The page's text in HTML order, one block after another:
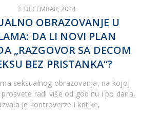
3. DECEMBAR, 2024
OBRAZOVANJE U
DA LI NOVI PLAN
„RAZGOVOR SA DECOM
BEZ PRISTANKA“?
seksualnog obrazovanja, na kojoj
radi više od godinu i po dana,
je kontroverze i kritike,